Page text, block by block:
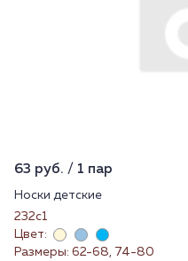
63 руб. / 1 пар
Носки детские
232с1
Цвет:
Размеры: 62-68, 74-80